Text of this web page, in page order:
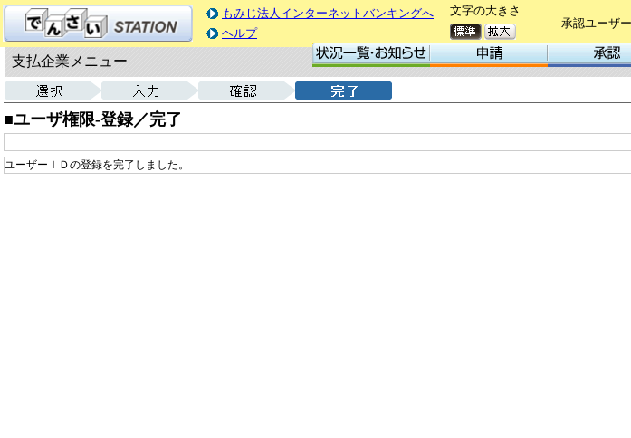
もみじ法人インターネットバンキングへ
ヘルプ
文字の大きさ
承認ユーザ
支払企業メニュー
■ユーザ権限‐登録／完了
ユーザーＩＤの登録を完了しました。